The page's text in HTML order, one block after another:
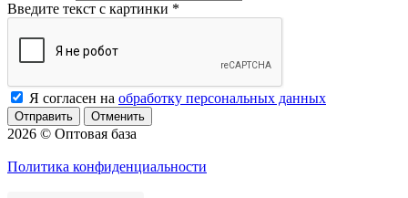
Введите текст с картинки *
Я согласен на обработку персональных данных
Отменить
2026 © Оптовая база
Политика конфиденциальности